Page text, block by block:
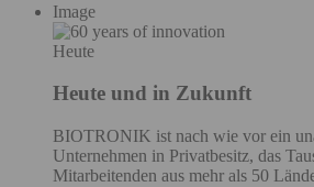
Image
Heute
Heute und in Zukunft
BIOTRONIK ist nach wie vor ein
Unternehmen in Privatbesitz, das
Mitarbeitenden aus mehr als 50